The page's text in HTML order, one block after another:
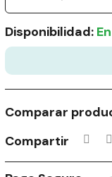
Disponibilidad:
Comparar
Compartir